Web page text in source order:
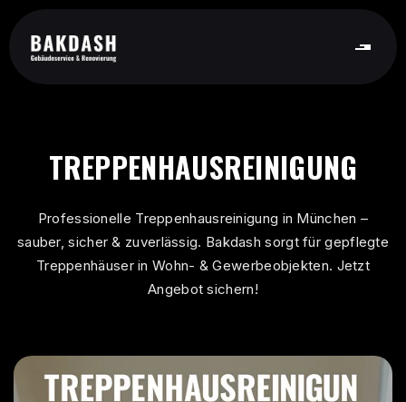
TREPPENHAUSREINIGUNG
Professionelle Treppenhausreinigung in München –
sauber, sicher & zuverlässig. Bakdash sorgt für gepflegte
Treppenhäuser in Wohn- & Gewerbeobjekten. Jetzt
Angebot sichern!